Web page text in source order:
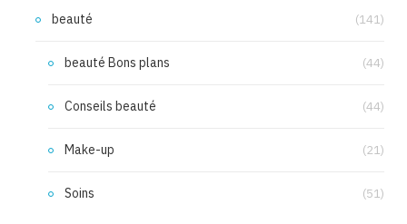
beauté (141)
beauté Bons plans (44)
Conseils beauté (44)
Make-up (21)
Soins (51)